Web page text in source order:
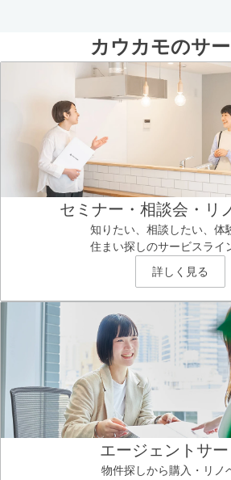
カウカモのサ
セミナー・相談会・リ
知りたい、相談したい、体
住まい探しのサービスライ
詳しく見る
エージェントサー
物件探しから購入・リノ